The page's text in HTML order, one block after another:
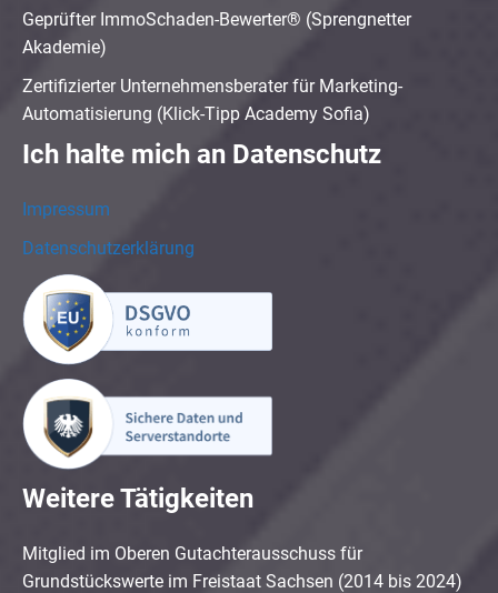
Geprüfter ImmoSchaden-Bewerter® (Sprengnetter
Akademie)
Zertifizierter Unternehmensberater für Marketing-
Automatisierung (Klick-Tipp Academy Sofia)
Ich halte mich an Datenschutz
Impressum
Datenschutzerklärung
Weitere Tätigkeiten
Mitglied im Oberen Gutachterausschuss für
Grundstückswerte im Freistaat Sachsen (2014 bis 2024)